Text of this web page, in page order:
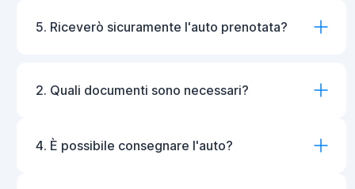
5. Riceverò sicuramente l'auto prenotata?
2. Quali documenti sono necessari?
4. È possibile consegnare l'auto?